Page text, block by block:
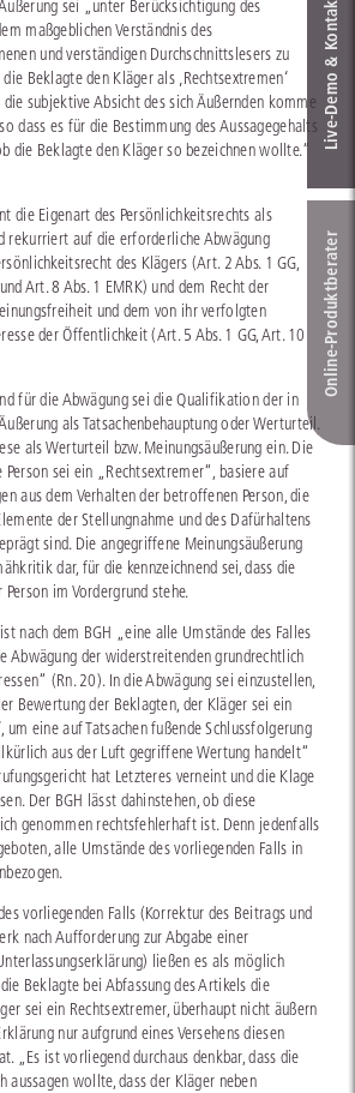
sei „unter Berücksichtigung des
maßgeblichen Verständnis des
und verständigen Durchschnittslesers zu
Beklagte den Kläger als ‚Rechtsextremen‘
subjektive Absicht des sich Äußernden komme
dass es für die Bestimmung des Aussagegehalts
die Beklagte den Kläger so bezeichnen wollte.“
die Eigenart des Persönlichkeitsrechts als
rekurriert auf die erforderliche Abwägung
des Klägers (Art. 2 Abs. 1 GG,
Art. 8 Abs. 1 EMRK) und dem Recht der
und dem von ihr verfolgten
der Öffentlichkeit (Art. 5 Abs. 1 GG, Art. 10
für die Abwägung sei die Qualifikation der in
als Tatsachenbehauptung oder Werturteil.
als Werturteil bzw. Meinungsäußerung ein. Die
Person sei ein „Rechtsextremer“, basiere auf
aus dem Verhalten der betroffenen Person, die
der Stellungnahme und des Dafürhaltens
sind. Die angegriffene Meinungsäußerung
dar, für die kennzeichnend sei, dass die
im Vordergrund stehe.
nach dem BGH „eine alle Umstände des Falles
Abwägung der widerstreitenden grundrechtlich
(Rn. 20). In die Abwägung sei einzustellen,
Bewertung der Beklagten, der Kläger sei ein
um eine auf Tatsachen fußende Schlussfolgerung
aus der Luft gegriffene Wertung handelt“
hat Letzteres verneint und die Klage
Der BGH lässt dahinstehen, ob diese
genommen rechtsfehlerhaft ist. Denn jedenfalls
alle Umstände des vorliegenden Falls in
vorliegenden Falls (Korrektur des Beitrags und
nach Aufforderung zur Abgabe einer
ließen es als möglich
Beklagte bei Abfassung des Artikels die
sei ein Rechtsextremer, überhaupt nicht äußern
nur aufgrund eines Versehens diesen
„Es ist vorliegend durchaus denkbar, dass die
aussagen wollte, dass der Kläger neben
Live‑Demo & Kontakt
Online-Produkt­berater